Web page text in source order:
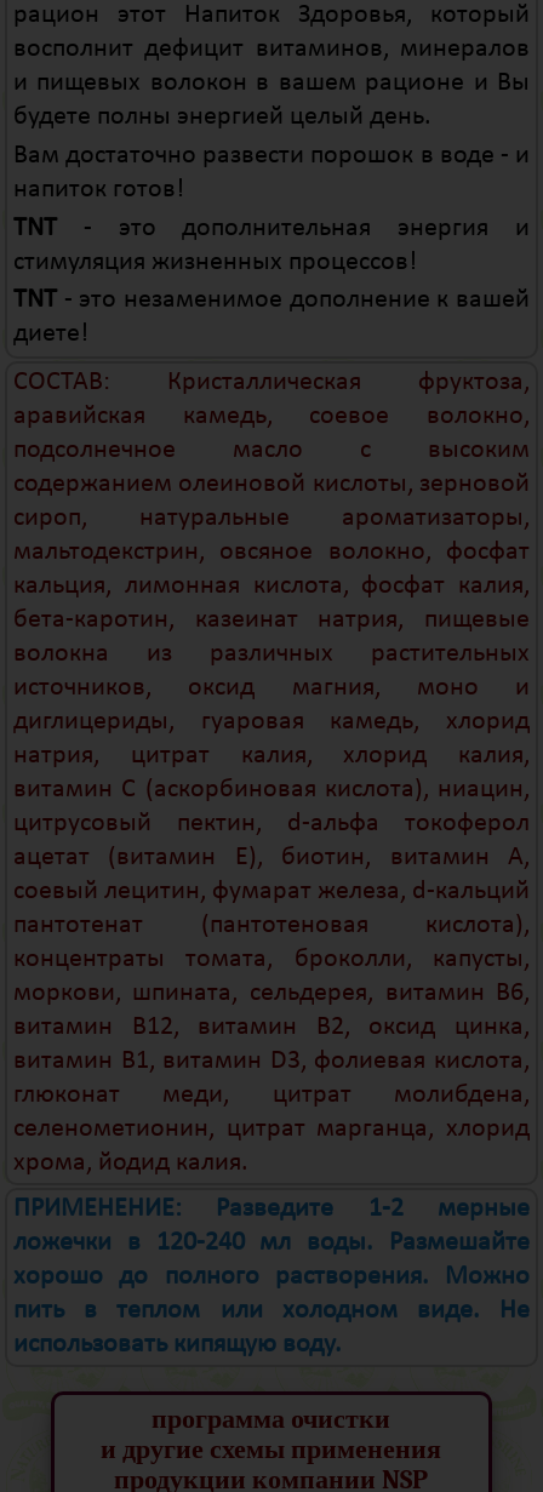
рацион этот Напиток Здоровья, который
восполнит дефицит витаминов, минералов
и пищевых волокон в вашем рационе и Вы
будете полны энергией целый день.
Вам достаточно развести порошок в воде - и
напиток готов!
TNT- это дополнительная энергия и
стимуляция жизненных процессов!
TNT- это незаменимое дополнение к вашей
диете!
СОСТАВ: Кристаллическая фруктоза,
аравийская камедь, соевое волокно,
подсолнечное масло с высоким
содержанием олеиновой кислоты, зерновой
сироп, натуральные ароматизаторы,
мальтодекстрин, овсяное волокно, фосфат
кальция, лимонная кислота, фосфат калия,
бета-каротин, казеинат натрия, пищевые
волокна из различных растительных
источников, оксид магния, моно и
диглицериды, гуаровая камедь, хлорид
натрия, цитрат калия, хлорид калия,
витамин С (аскорбиновая кислота), ниацин,
цитрусовый пектин, d-альфа токоферол
ацетат (витамин Е), биотин, витамин А,
соевый лецитин, фумарат железа, d-кальций
пантотенат (пантотеновая кислота),
концентраты томата, броколли, капусты,
моркови, шпината, сельдерея, витамин В6,
витамин В12, витамин В2, оксид цинка,
витамин В1, витамин D3, фолиевая кислота,
глюконат меди, цитрат молибдена,
селенометионин, цитрат марганца, хлорид
хрома, йодид калия.
ПРИМЕНЕНИЕ: Разведите 1-2 мерные
ложечки в 120-240 мл воды. Размешайте
хорошо до полного растворения. Можно
пить в теплом или холодном виде. Не
использовать кипящую воду.
программа очистки
и другие схемы применения
продукции компании NSP